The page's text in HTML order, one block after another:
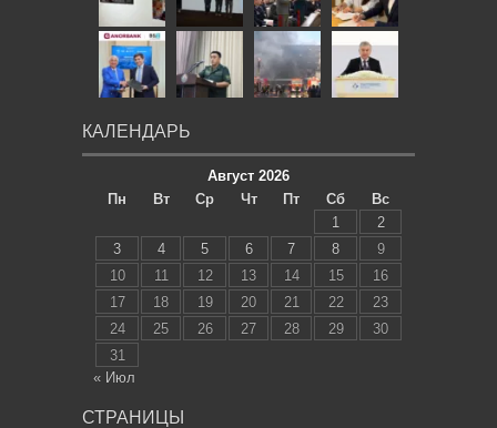
КАЛЕНДАРЬ
Август 2026
Пн
Вт Ср Чт Пт Сб
Вс
1
2
3
4 5 6 7 8
9
10
11 12 13 14 15
16
17
18 19 20 21 22
23
24
25 26 27 28 29
30
31
« Июл
СТРАНИЦЫ